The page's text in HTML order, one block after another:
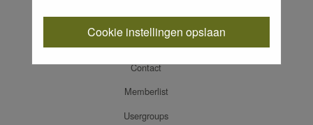
Cookie instellingen opslaan
Log in
Contact
Memberlist
Usergroups